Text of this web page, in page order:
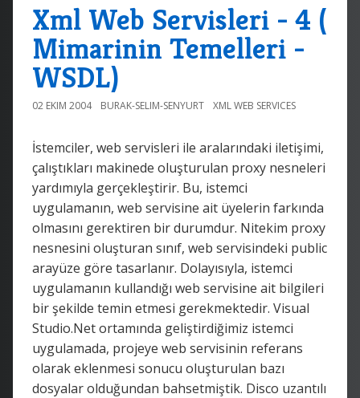
Xml Web Servisleri - 4 (
Mimarinin Temelleri -
WSDL)
02 EKIM 2004 BURAK-SELIM-SENYURT XML WEB SERVICES
İstemciler, web servisleri ile aralarındaki iletişimi,
çalıştıkları makinede oluşturulan proxy nesneleri
yardımıyla gerçekleştirir. Bu, istemci
uygulamanın, web servisine ait üyelerin farkında
olmasını gerektiren bir durumdur. Nitekim proxy
nesnesini oluşturan sınıf, web servisindeki public
arayüze göre tasarlanır. Dolayısıyla, istemci
uygulamanın kullandığı web servisine ait bilgileri
bir şekilde temin etmesi gerekmektedir. Visual
Studio.Net ortamında geliştirdiğimiz istemci
uygulamada, projeye web servisinin referans
olarak eklenmesi sonucu oluşturulan bazı
dosyalar olduğundan bahsetmiştik. Disco uzantılı